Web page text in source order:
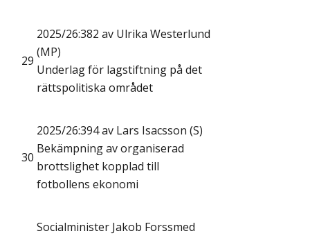
29
2025/26:382 av Ulrika Westerlund
(MP)
Underlag för lagstiftning på det
rättspolitiska området
30
2025/26:394 av Lars Isacsson (S)
Bekämpning av organiserad
brottslighet kopplad till
fotbollens ekonomi
Socialminister Jakob Forssmed